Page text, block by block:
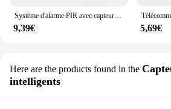
Système d'alarme PIR avec capteur infrarouge, 2 télécommandes de sécurité à domicile sans fil, alarme antivol avec détecteur de mouvement, sirène SpringDB
9,39€ 5,69€
Here are the products found in the
intelligents